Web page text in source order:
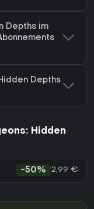
Depths im
Depths
Hidden
-50% 2,99 €